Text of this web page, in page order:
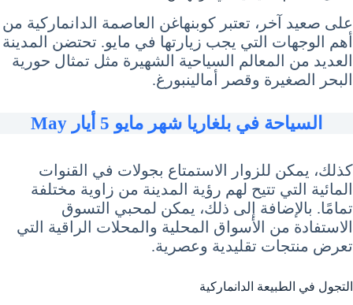
على صعيد آخر، تعتبر كوبنهاغن العاصمة الدانماركية من
أهم الوجهات التي يجب زيارتها في مايو. تحتضن المدينة
العديد من المعالم السياحية الشهيرة مثل تمثال حورية
البحر الصغيرة وقصر أمالينبورغ.
السياحة في بلغاريا شهر مايو 5 أيار May
كذلك، يمكن للزوار الاستمتاع بجولات في القنوات
المائية التي تتيح لهم رؤية المدينة من زاوية مختلفة
تمامًا. بالإضافة إلى ذلك، يمكن لمحبي التسوق
الاستفادة من الأسواق المحلية والمحلات الراقية التي
تعرض منتجات تقليدية وعصرية.
التجول في الطبيعة الدانماركية